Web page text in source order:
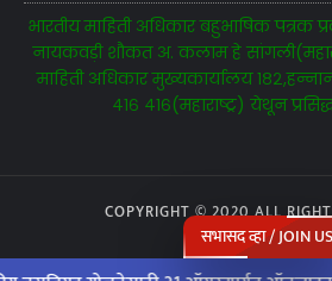
सभासद व्हा / JOIN US
भारतीय माहिती अधिकार बहुभाषिक
नायकवड़ी शौकत अ. कलाम हे
माहिती अधिकार मुख्यकार्यालय
४१६ ४१६(महाराष्ट्र) येथून
COPYRIGHT © 2020 ALL
TERMS & CONDITION/DISCLAIMER